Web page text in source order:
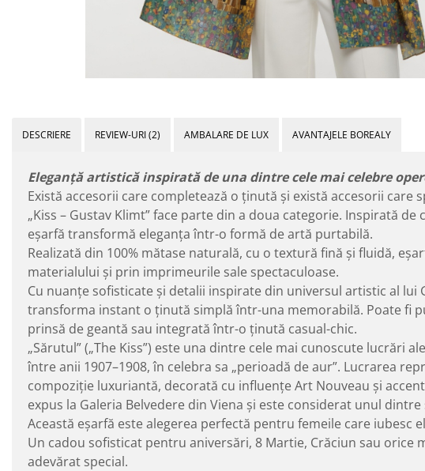
DESCRIERE REVIEW-URI(2) AMBALARE DE LUX AVANTAJELE BOREALY
Eleganță artistică inspirată de una dintre cele mai celebre
Există accesorii care completează o ținută și există accesorii care
„Kiss – Gustav Klimt” face parte din a doua categorie. Inspirată de
eșarfă transformă eleganța într-o formă de artă purtabilă.
Realizată din 100% mătase naturală, cu o textură fină și fluidă,
materialului și prin imprimeurile sale spectaculoase.
Cu nuanțe sofisticate și detalii inspirate din universul artistic al lui
transforma instant o ținută simplă într-una memorabilă. Poate fi
prinsă de geantă sau integrată într-o ținută casual-chic.
„Sărutul” („The Kiss”) este una dintre cele mai cunoscute lucrări
între anii 1907–1908, în celebra sa „perioadă de aur”. Lucrarea
compoziție luxuriantă, decorată cu influențe Art Nouveau și
expus la Galeria Belvedere din Viena și este considerat unul
Această eșarfă este alegerea perfectă pentru femeile care iubesc
Un cadou sofisticat pentru aniversări, 8 Martie, Crăciun sau orice
adevărat special.